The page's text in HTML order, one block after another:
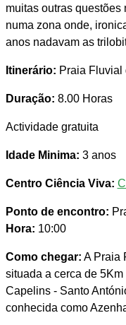
muitas outras
numa zona onde,
anos nadavam as
Itinerário: Praia Fluvial
Duração: 8.00 Horas
Actividade gratuita
Idade Minima: 3 anos
Centro Ciência Viva:
Ponto de encontro:
Hora: 10:00
Como chegar: A Praia
situada a cerca de
Capelins - Santo
conhecida como